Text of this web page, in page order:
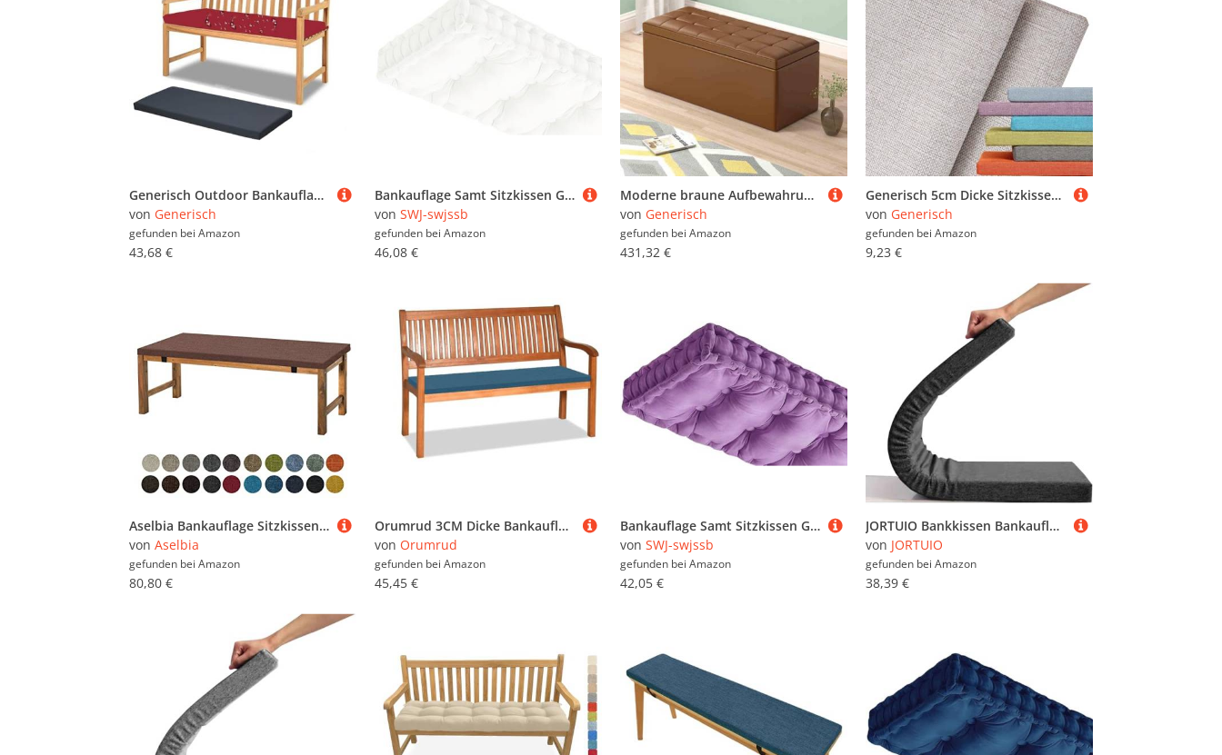
Generisch Outdoor Bankauflage, Wasserfest Wetterfest Bankauflagen Gartenmöbel, Bankkissen Sitzkissen Sitzauflage Bank, Gartenbank Auflage, Stuhlkissen Für Hollywoodschaukel, Indoor（AAA）
von Generisch
gefunden bei Amazon
43,68 €
Bankauflage Samt Sitzkissen Gartenkissen Bankkissen 90x50/100x50/110x50/120x50cm, Dicke Von 10cm,Stuhlkissen Loungekissen Sitzpolster Auflage Für Bänke/Gartenbank(Weiß,120x55x10cm)
von SWJ-swjssb
gefunden bei Amazon
46,08 €
Moderne braune Aufbewahrungsbank – Eleganter rechteckiger Pouf mit Massivholzrahmen für Eingangsbereich Schlafzimmer oder Wohnzimmer – Leder gepolstert 80x40 cm stilvoll & funktional
von Generisch
gefunden bei Amazon
431,32 €
Generisch 5cm Dicke Sitzkissen Bank Bezug, Ersatzbezug für Sitzauflage, Leinen Bezug Bankauflage Bankkissen, Gartenbank Auflage Outdoor Waschbare Sitzauflage Kissenbezug(Beige,100x35x5cm)
von Generisch
gefunden bei Amazon
9,23 €
Aselbia Bankauflage Sitzkissen 190X45X5CM,Waschbare Rutschfestes Bankkissen Sitzauflage Bequeme Bankpolster für Bank, Fensterbank, Gartenmöbel, Terrasse, Drinnen,Braun
von Aselbia
gefunden bei Amazon
80,80 €
Orumrud 3CM Dicke Bankauflage Bankkissen mit Abnehmbarem Bezug,160x50x3cm rutschfeste Sitzkissen Sitzauflage Bank Sitzpolster Bankpolster Waschbare Stuhlkissen Gartenbank,Marineblau
von Orumrud
gefunden bei Amazon
45,45 €
Bankauflage Samt Sitzkissen Gartenkissen Bankkissen 90x50/100x50/110x50/120x50cm, Dicke Von 10cm,Stuhlkissen Loungekissen Sitzpolster Auflage Für Bänke/Gartenbank(Purple,170x30x10cm)
von SWJ-swjssb
gefunden bei Amazon
42,05 €
JORTUIO Bankkissen Bankauflage 80/100/110/160/120/150/140/180x40cm Sitzkissen Bank, Gartenbank Kissen Bankauflage, Stuhlkissen Sitzauflage Sitzpolster Bank für Innen Outdoor, Fenster(#1,140x60x5cm)
von JORTUIO
gefunden bei Amazon
38,39 €